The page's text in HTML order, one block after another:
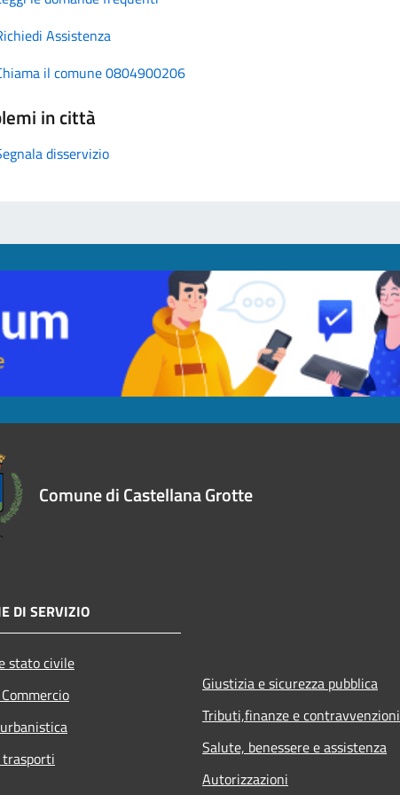
Assistenza
il comune 0804900206
in città
disservizio
Comune di Castellana Grotte
DI SERVIZIO
stato civile
Giustizia e sicurezza pubblica
Tributi,finanze e contravvenzioni
Salute, benessere e assistenza
Autorizzazioni